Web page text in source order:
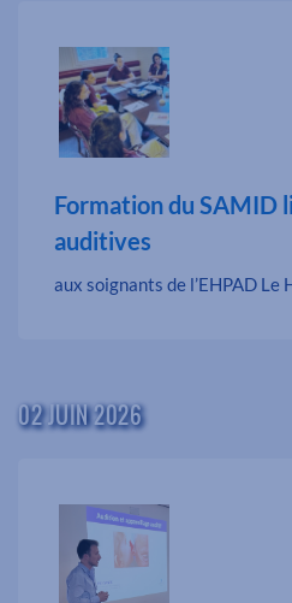
Formation du SAMID
auditives
aux soignants de l’EHPAD Le
02 JUIN 2026